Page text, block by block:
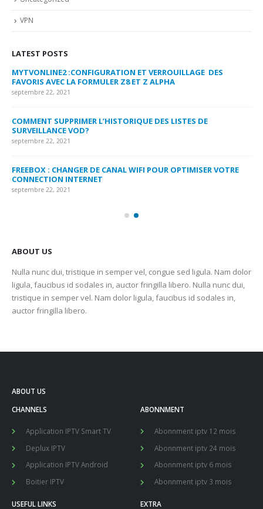
VPN
LATEST POSTS
MYTVONLINE2 :CONFIGURATION ET VERROUILLAGE DES
FAVORIS AVEC LA FORMULER Z8 ET Z ALPHA
septembre 22, 2021
COMMENT SUPPRIMER L’HISTORIQUE DES LISTES DE
SURVEILLANCE VOD?
septembre 22, 2021
FREEBOX : CHANGER DE CANAL WIFI POUR OPTIMISER VOTRE
CONNECTION INTERNET
septembre 22, 2021
ABOUT US
Nulla nunc dui, tristique in semper vel, congue sed ligula. Nam dolor
ligula, faucibus id sodales in, auctor fringilla libero. Nulla nunc dui,
tristique in semper vel. Nam dolor ligula, faucibus id sodales in,
auctor fringilla libero.
ABOUT US
CHANNELS
Application IPTV Smart TV
Deplux IPTV
Application IPTV Android
Boitier IPTV
ABONNMENT
Abonnment iptv 12 mois
Abonnment iptv 24 mois
Abonnment iptv 6 mois
Abonnment iptv 3 mois
USEFUL LINKS EXTRA